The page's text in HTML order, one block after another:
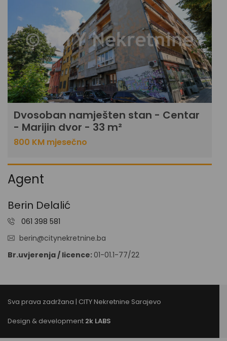
Dvosoban namješten stan - Centar
- Marijin dvor - 33 m²
800 KM mjesečno
Agent
Berin Delalić
061 398 581
berin@citynekretnine.ba
Br.uvjerenja / licence:01-01.1-77/22
Sva prava zadržana | CITY Nekretnine Sarajevo
Design & development 2k LABS